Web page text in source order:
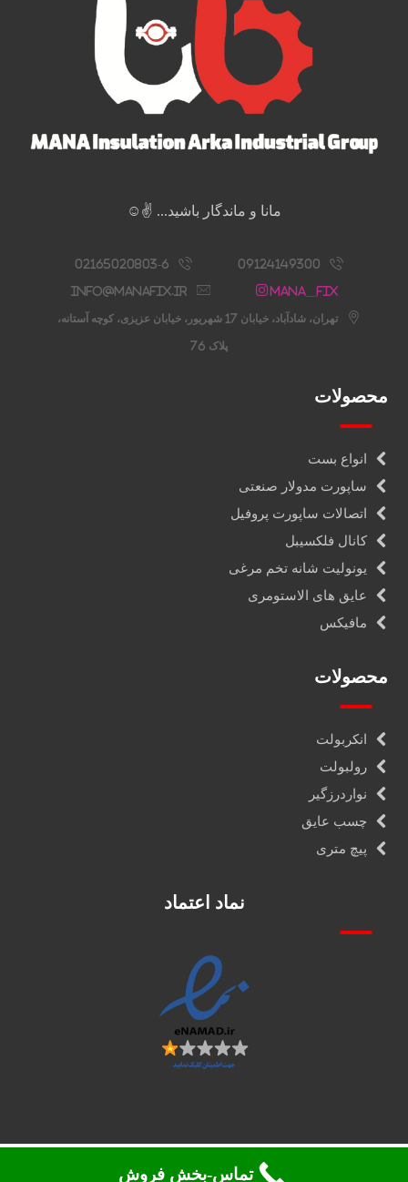
مانا و ماندگار باشید... ✌️☺️
09124149300
02165020803-6
Mana__fix
info@manafix.ir
تهران، شادآباد، خیابان 17 شهریور، خیابان عزیزی، کوچه آستانه،
پلاک 76
محصولات
انواع بست
ساپورت مدولار صنعتی
اتصالات ساپورت پروفیل
کانال فلکسیبل
یونولیت شانه تخم مرغی
عایق های الاستومری
مافیکس
محصولات
انکربولت
رولبولت
نواردرزگیر
چسب عایق
پیچ متری
نماد اعتماد
تمامی حقوق 2026. محفوظ می باشد ©تماس-بخش فروش